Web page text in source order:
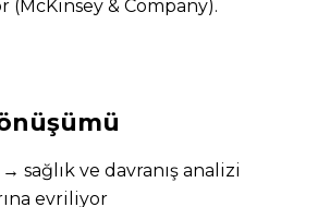
(McKinsey & Company).
sağlık ve davranış analizi
evriliyor